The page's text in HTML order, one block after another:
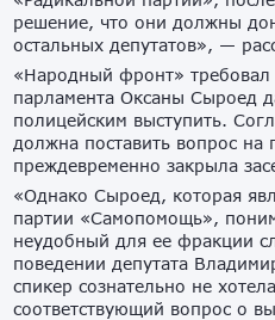
решение, что они должны
остальных депутатов», —
«Народный фронт» требовал
парламента Оксаны Сыроед
полицейским выступить.
должна поставить вопрос на
преждевременно закрыла
«Однако Сыроед, которая
партии «Самопомощь»,
неудобный для ее фракции
поведении депутата
спикер сознательно не
соответствующий вопрос о